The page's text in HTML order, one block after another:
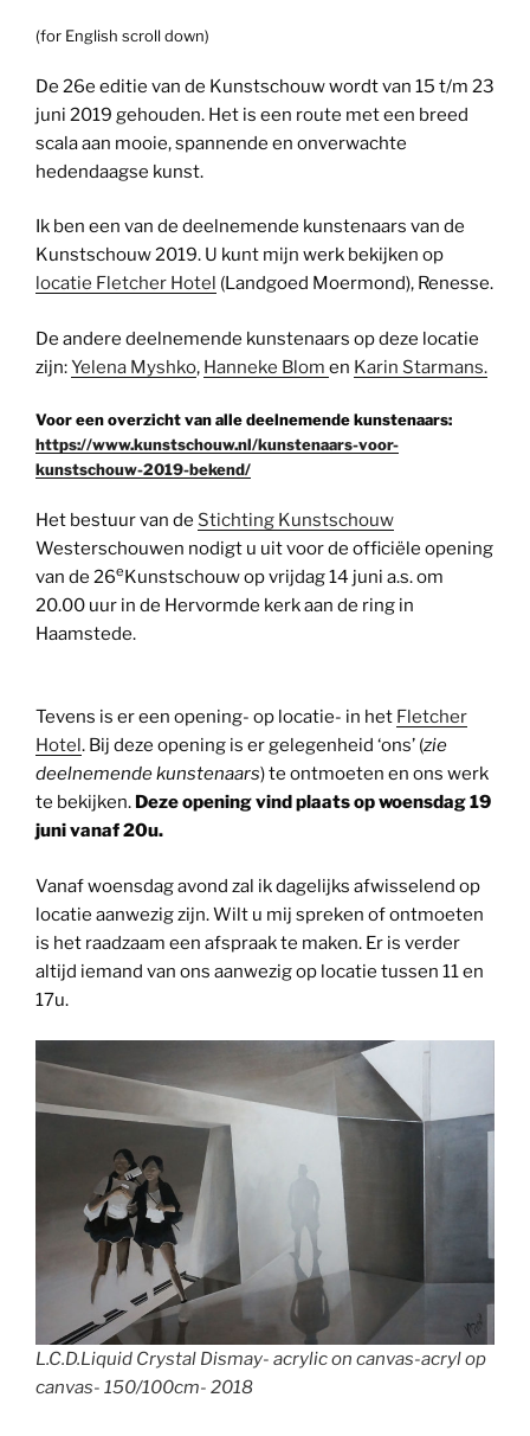
(for English scroll down)
De 26e editie van de Kunstschouw wordt van 15 t/m 23
juni 2019 gehouden. Het is een route met een breed
scala aan mooie, spannende en onverwachte
hedendaagse kunst.
Ik ben een van de deelnemende kunstenaars van de
Kunstschouw 2019. U kunt mijn werk bekijken op
locatie Fletcher Hotel (Landgoed Moermond), Renesse.
De andere deelnemende kunstenaars op deze locatie
zijn:Yelena Myshko, Hanneke Blom en Karin Starmans.
Voor een overzicht van alle deelnemende kunstenaars:
https://www.kunstschouw.nl/kunstenaars-voor-
kunstschouw-2019-bekend/
Het bestuur van de Stichting Kunstschouw
Westerschouwen nodigt u uit voor de officiële opening
van de 26eKunstschouw op vrijdag 14 juni a.s. om
20.00 uur in de Hervormde kerk aan de ring in
Haamstede.
Tevens is er een opening- op locatie- in het Fletcher
Hotel. Bij deze opening is er gelegenheid ‘ons’ (zie
deelnemende kunstenaars) te ontmoeten en ons werk
te bekijken. Deze opening vind plaats op woensdag 19
juni vanaf 20u.
Vanaf woensdag avond zal ik dagelijks afwisselend op
locatie aanwezig zijn. Wilt u mij spreken of ontmoeten
is het raadzaam een afspraak te maken. Er is verder
altijd iemand van ons aanwezig op locatie tussen 11 en
17u.
L.C.D.Liquid Crystal Dismay- acrylic on canvas-acryl op
canvas- 150/100cm- 2018